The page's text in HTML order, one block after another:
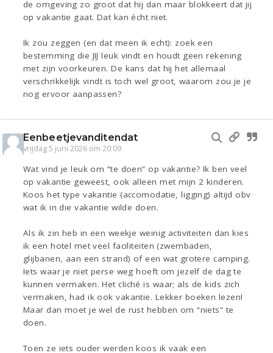
de omgeving zo groot dat hij dan maar blokkeert dat jij
op vakantie gaat. Dat kan écht niet.
Ik zou zeggen (en dat meen ik echt): zoek een
bestemming die JIJ leuk vindt en houdt geen rekening
met zijn voorkeuren. De kans dat hij het allemaal
verschrikkelijk vindt is toch wel groot, waarom zou je je
nog ervoor aanpassen?
Eenbeetjevanditendat
vrijdag 5 juni 2026 om 20:09
Wat vind je leuk om “te doen” op vakantie? Ik ben veel
op vakantie geweest, ook alleen met mijn 2 kinderen.
Koos het type vakantie (accomodatie, ligging) altijd obv
wat ik in die vakantie wilde doen.
Als ik zin heb in een weekje weinig activiteiten dan kies
ik een hotel met veel faciliteiten (zwembaden,
glijbanen, aan een strand) of een wat grotere camping.
Iets waar je niet perse weg hoeft om jezelf de dag te
kunnen vermaken. Het cliché is waar; als de kids zich
vermaken, had ik ook vakantie. Lekker boeken lezen!
Maar dan moet je wel de rust hebben om “niets” te
doen.
Toen ze iets ouder werden koos ik vaak een